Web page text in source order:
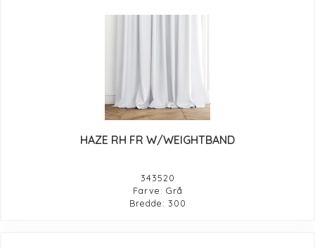
HAZE RH FR W/WEIGHTBAND
343520
Farve: Grå
Bredde: 300